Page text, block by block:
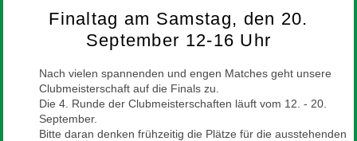
Finaltag am Samstag, den 20.
September 12-16 Uhr
Nach vielen spannenden und engen Matches geht unsere
Clubmeisterschaft auf die Finals zu.
Die 4. Runde der Clubmeisterschaften läuft vom 12. - 20.
September.
Bitte daran denken frühzeitig die Plätze für die ausstehenden